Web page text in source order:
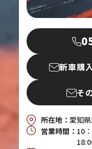
新車購
そ
所在地： 愛知
営業時間： 10